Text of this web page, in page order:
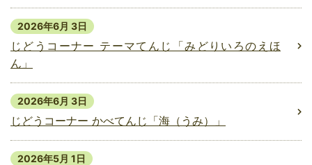
2026年6月 3日
じどうコーナー テーマてんじ「みどりいろのえほ
ん」
2026年6月 3日
じどうコーナー かべてんじ「海（うみ）」
2026年5月 1日